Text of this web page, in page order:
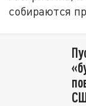
собираются